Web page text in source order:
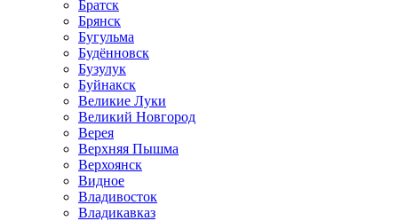
Братск
Брянск
Бугульма
Будённовск
Бузулук
Буйнакск
Великие Луки
Великий Новгород
Верея
Верхняя Пышма
Верхоянск
Видное
Владивосток
Владикавказ